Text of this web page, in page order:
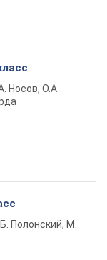
Носов, О.А.
Полонский, М.